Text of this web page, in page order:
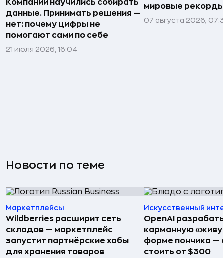
Компании научились собирать
данные. Принимать решения —
нет: почему цифры не
помогают сами по себе
21 июля 2026, 16:04
мировые рекорды
07 августа 2026,
Новости по теме
Маркетплейсы
Wildberries расширит сеть
складов — маркетплейс
запустит партнёрские хабы
для хранения товаров
Искусственный
OpenAI
карманную
форме пончика —
стоить от $300